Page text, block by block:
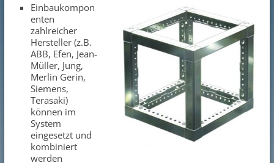
Einbaukompon
enten
zahlreicher
Hersteller (z.B.
ABB, Efen, Jean-
Müller, Jung,
Merlin Gerin,
Siemens,
Terasaki)
können im
System
eingesetzt und
kombiniert
werden